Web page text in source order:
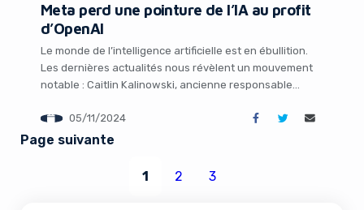
Meta perd une pointure de l’IA au profit
d’OpenAI
Le monde de l’intelligence artificielle est en ébullition.
Les dernières actualités nous révèlent un mouvement
notable : Caitlin Kalinowski, ancienne responsable
réalité augmentée Orion, vient de rejoindre OpenAI pour
diriger les équipes robotique et hardware grand public.
05/11/2024
1 2 3
Page suivante